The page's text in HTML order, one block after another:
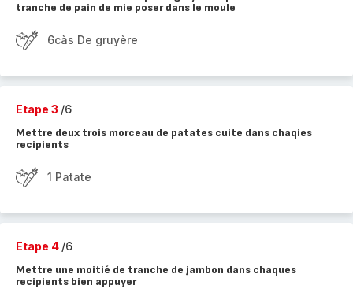
tranche de pain de mie poser dans le moule
6càs De gruyère
Etape 3 /6
Mettre deux trois morceau de patates cuite dans chaqies
recipients
1 Patate
Etape 4 /6
Mettre une moitié de tranche de jambon dans chaques
recipients bien appuyer